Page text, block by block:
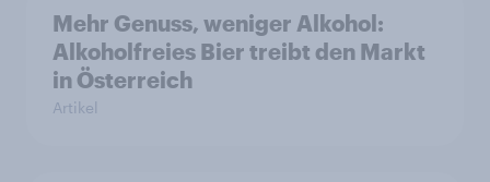
Mehr Genuss, weniger Alkohol:
Alkoholfreies Bier treibt den Markt
in Österreich
Artikel